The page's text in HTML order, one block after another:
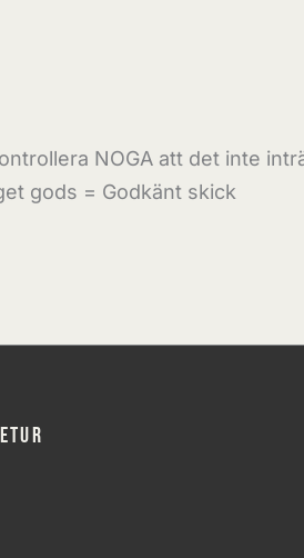
NOGA att det inte
gods = Godkänt skick